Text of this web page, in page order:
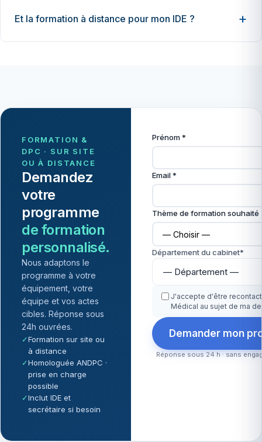
Et la formation à distance pour mon IDE ?
FORMATION &
DPC · SUR SITE
OU À DISTANCE
Demandez
votre
programme
de formation
personnalisé.
Nous adaptons le
programme à votre
équipement, votre
équipe et vos actes
cibles. Réponse sous
24h ouvrées.
✓Formation sur site ou
à distance
✓Homologuée ANDPC ·
prise en charge
possible
✓Inclut IDE et
secrétaire si besoin
Prénom *
Email *
Thème de formation souhaité
Département du cabinet*
J'accepte d'être
Médical au sujet de ma
Demander mon
Réponse sous 24 h · sans